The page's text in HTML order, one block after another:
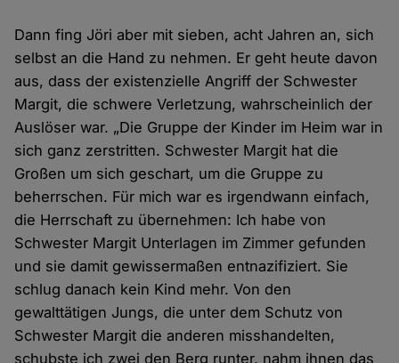
Dann fing Jöri aber mit sieben, acht Jahren an, sich
selbst an die Hand zu nehmen. Er geht heute davon
aus, dass der existenzielle Angriff der Schwester
Margit, die schwere Verletzung, wahrscheinlich der
Auslöser war. „Die Gruppe der Kinder im Heim war in
sich ganz zerstritten. Schwester Margit hat die
Großen um sich geschart, um die Gruppe zu
beherrschen. Für mich war es irgendwann einfach,
die Herrschaft zu übernehmen: Ich habe von
Schwester Margit Unterlagen im Zimmer gefunden
und sie damit gewissermaßen entnazifiziert. Sie
schlug danach kein Kind mehr. Von den
gewalttätigen Jungs, die unter dem Schutz von
Schwester Margit die anderen misshandelten,
schubste ich zwei den Berg runter, nahm ihnen das